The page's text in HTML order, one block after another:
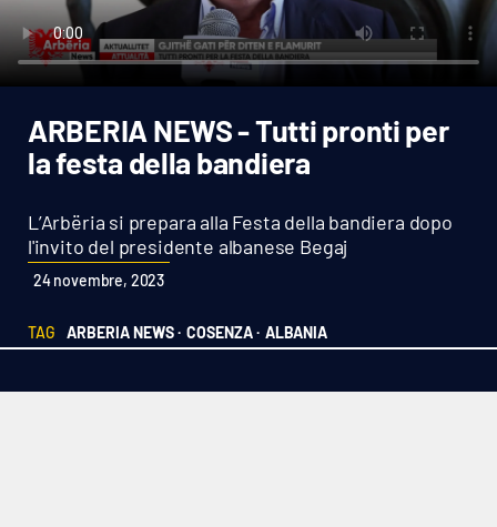
Attualità
Economia e lavoro
Italia Mondo
Sport
Podcast
ARBERIA NEWS - Tutti pronti per
la festa della bandiera
L’Arbëria si prepara alla Festa della bandiera dopo
l'invito del presidente albanese Begaj
24 novembre, 2023
TAG ARBERIA NEWS · COSENZA · ALBANIA